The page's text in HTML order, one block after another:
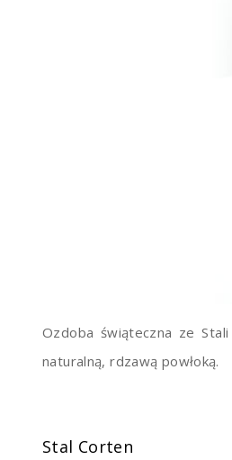
Ozdoba świąteczna ze
naturalną, rdzawą powłoką.
Stal Corten